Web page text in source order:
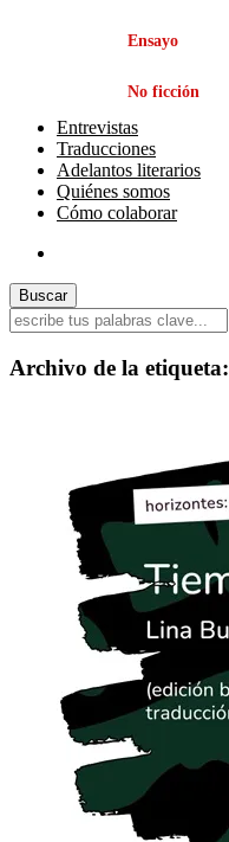
Ensayo
No ficción
Entrevistas
Traducciones
Adelantos literarios
Quiénes somos
Cómo colaborar
Archivo de la etiqueta: